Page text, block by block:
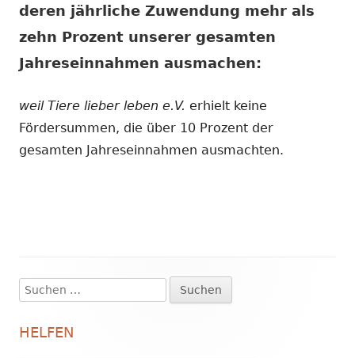
deren jährliche Zuwendung mehr als
zehn Prozent unserer gesamten
Jahreseinnahmen ausmachen:
weil Tiere lieber leben e.V. erhielt keine
Fördersummen, die über 10 Prozent der
gesamten Jahreseinnahmen ausmachten.
Haupt-
Seitenleiste
Suchen
nach:
HELFEN